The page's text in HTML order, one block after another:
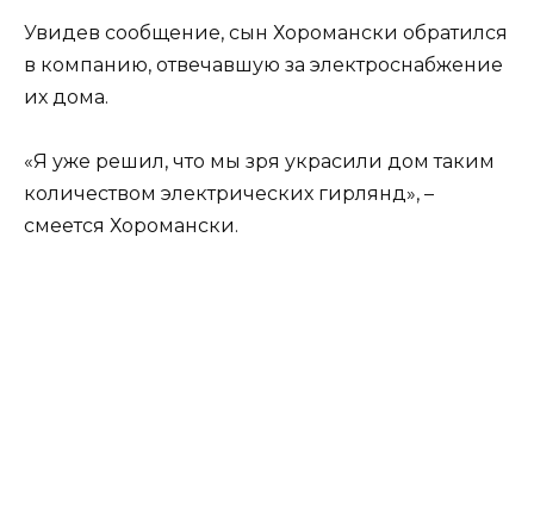
Увидев сообщение, сын Хоромански обратился
в компанию, отвечавшую за электроснабжение
их дома.
«Я уже решил, что мы зря украсили дом таким
количеством электрических гирлянд», –
смеется Хоромански.